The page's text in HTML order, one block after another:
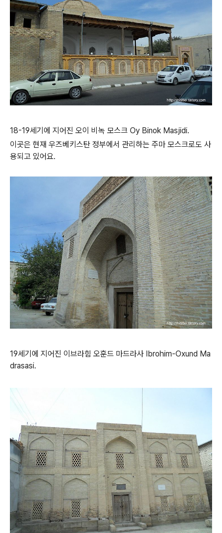
18-19세기에 지어진 오이 비녹 모스크 Oy Binok Masjidi.
이곳은 현재 우즈베키스탄 정부에서 관리하는 주마 모스크로도 사
용되고 있어요.
19세기에 지어진 이브라힘 오훈드 마드라사 Ibrohim-Oxund Ma
drasasi.